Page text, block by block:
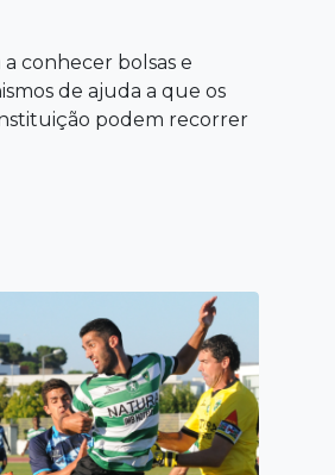
conhecer bolsas e
de ajuda a que os
podem recorrer